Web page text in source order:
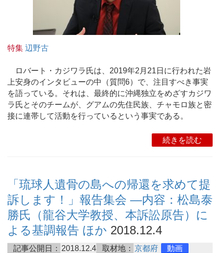
特集 辺野古
ロバート・カジワラ氏は、2019年2月21日に行われた岩
上安身のインタビューの中（質問6）で、注目すべき事実
を語っている。それは、最終的に沖縄独立をめざすカジワ
ラ氏とそのチームが、グアムの先住民族、チャモロ族と密
接に連帯して活動を行っているという事実である。
続きを読む
「琉球人遺骨の島への帰還を求めて提
訴します！」報告集会 ―内容：松島泰
勝氏（龍谷大学教授、本訴訟原告）に
よる基調報告 ほか 2018.12.4
記事公開日： 2018.12.4 取材地： 京都府 動画